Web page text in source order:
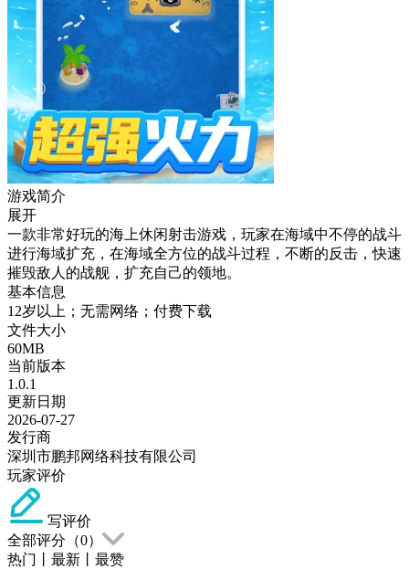
游戏简介
展开
一款非常好玩的海上休闲射击游戏，玩家在海域中不停的战斗
进行海域扩充，在海域全方位的战斗过程，不断的反击，快速
摧毁敌人的战舰，扩充自己的领地。
基本信息
12岁以上；无需网络；付费下载
文件大小
60MB
当前版本
1.0.1
更新日期
2026-07-27
发行商
深圳市鹏邦网络科技有限公司
玩家评价
写评价
全部评分（0）
热门
最新
最赞